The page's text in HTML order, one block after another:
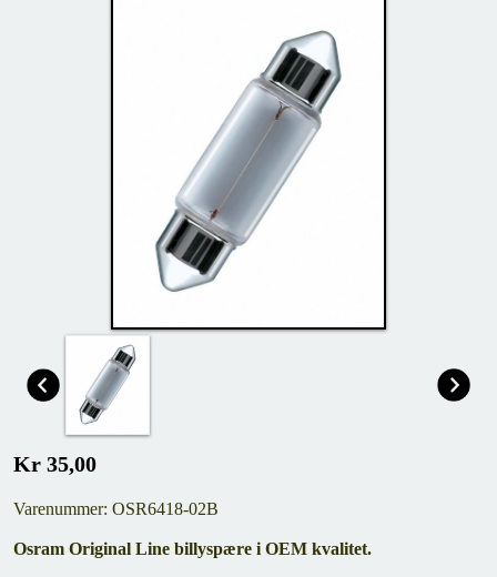
Kr 35,00
Varenummer: OSR6418-02B
Osram Original Line billyspære i OEM kvalitet.